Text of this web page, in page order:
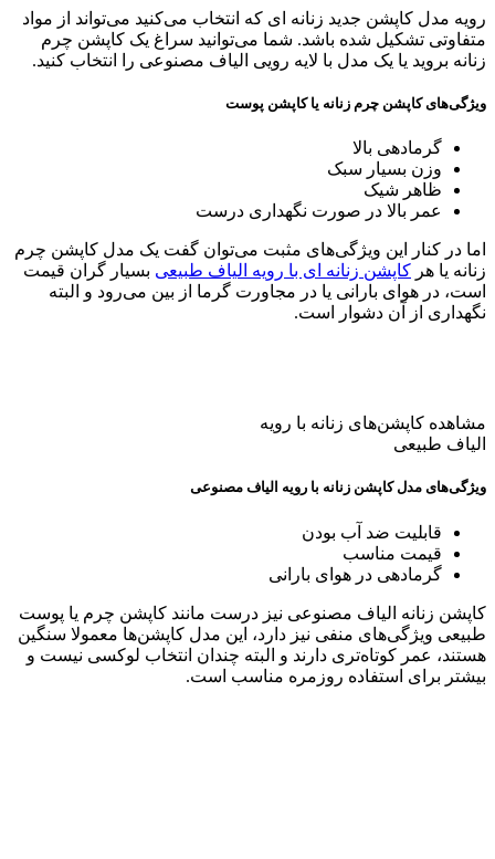
رویه مدل کاپشن جدید زنانه ای که انتخاب می‌کنید می‌تواند از مواد
متفاوتی تشکیل شده باشد. شما می‌توانید سراغ یک کاپشن چرم
زنانه بروید یا یک مدل با لایه رویی الیاف مصنوعی را انتخاب کنید.
ویژگی‌های کاپشن چرم زنانه یا کاپشن پوست
گرمادهی بالا
وزن بسیار سبک
ظاهر شیک
عمر بالا در صورت نگهداری درست
اما در کنار این ویژگی‌های مثبت می‌توان گفت یک مدل کاپشن چرم
زنانه یا هر کاپشن زنانه ای با رویه الیاف طبیعی بسیار گران قیمت
است، در هوای بارانی یا در مجاورت گرما از بین می‌رود و البته
نگهداری از آن دشوار است.
مشاهده کاپشن‌های زنانه با رویه
الیاف طبیعی
ویژگی‌های مدل کاپشن زنانه با رویه الیاف مصنوعی
قابلیت ضد آب بودن
قیمت مناسب
گرمادهی در هوای بارانی
کاپشن زنانه الیاف مصنوعی نیز درست مانند کاپشن چرم یا پوست
طبیعی ویژگی‌های منفی نیز دارد، این مدل کاپشن‌ها معمولا سنگین
هستند، عمر کوتاه‌تری دارند و البته چندان انتخاب لوکسی نیست و
بیشتر برای استفاده روزمره مناسب است.